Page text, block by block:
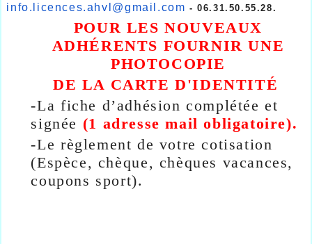
info.licences.ahvl@gmail.com - 06.31.50.55.28.
POUR LES NOUVEAUX
ADHÉRENTS FOURNIR UNE
PHOTOCOPIE
DE LA CARTE D'IDENTITÉ
-La fiche d’adhésion complétée et
signée (1 adresse mail obligatoire).
-Le règlement de votre cotisation
(Espèce, chèque, chèques vacances,
coupons sport).